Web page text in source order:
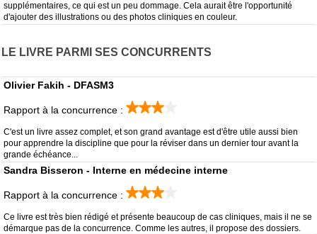
supplémentaires, ce qui est un peu dommage. Cela aurait être l'opportunité
d'ajouter des illustrations ou des photos cliniques en couleur.
LE LIVRE PARMI SES CONCURRENTS
Olivier Fakih - DFASM3
Rapport à la concurrence :
C'est un livre assez complet, et son grand avantage est d'être utile aussi bien
pour apprendre la discipline que pour la réviser dans un dernier tour avant la
grande échéance...
Sandra Bisseron - Interne en médecine interne
Rapport à la concurrence :
Ce livre est très bien rédigé et présente beaucoup de cas cliniques, mais il ne se
démarque pas de la concurrence. Comme les autres, il propose des dossiers.